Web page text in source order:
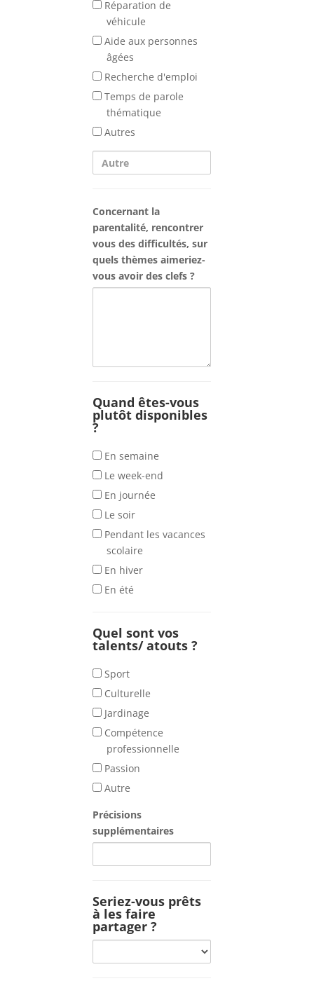
alentours
?
oui,
lesquels
soutien
pourrait
vous
aider
Réparation de
véhicule
Aide aux personnes
âgées
Recherche d'emploi
Temps de parole
thématique
Autres
Autre
Concernant la
parentalité, rencontrer
vous des difficultés, sur
quels thèmes aimeriez-
vous avoir des clefs ?
Quand êtes-vous
plutôt disponibles
?
Quand
êtes-
vous
plutôt
disponibles
?
En semaine
Le week-end
En journée
Le soir
Pendant les vacances
scolaire
En hiver
En été
Quel sont vos
talents/ atouts ?
Quel
sont
vos
talents/
atouts
Sport
Culturelle
Jardinage
Compétence
professionnelle
Passion
Autre
Précisions
supplémentaires
Seriez-vous prêts
à les faire
partager ?
vous